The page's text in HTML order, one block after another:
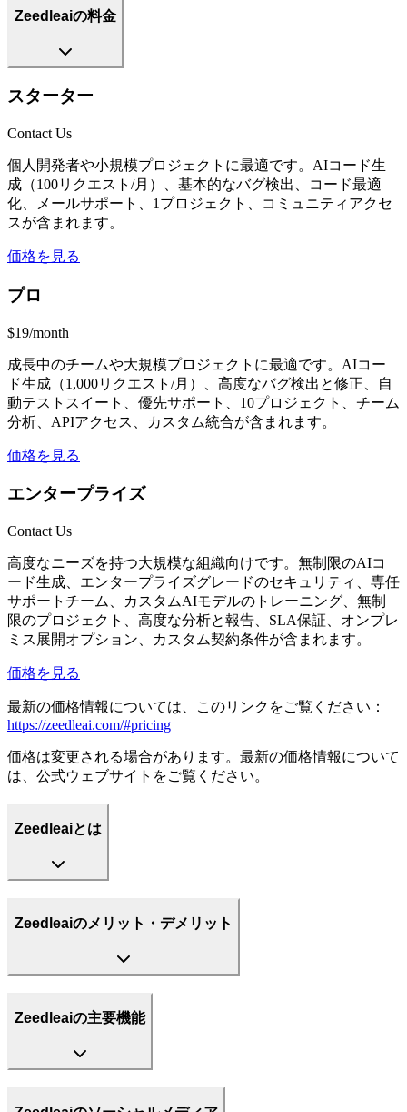
Zeedleaiの料金
スターター
Contact Us
個人開発者や小規模プロジェクトに最適です。AIコード生
成（100リクエスト/月）、基本的なバグ検出、コード最適
化、メールサポート、1プロジェクト、コミュニティアクセ
スが含まれます。
価格を見る
プロ
$19/month
成長中のチームや大規模プロジェクトに最適です。AIコー
ド生成（1,000リクエスト/月）、高度なバグ検出と修正、自
動テストスイート、優先サポート、10プロジェクト、チーム
分析、APIアクセス、カスタム統合が含まれます。
価格を見る
エンタープライズ
Contact Us
高度なニーズを持つ大規模な組織向けです。無制限のAIコ
ード生成、エンタープライズグレードのセキュリティ、専任
サポートチーム、カスタムAIモデルのトレーニング、無制
限のプロジェクト、高度な分析と報告、SLA保証、オンプレ
ミス展開オプション、カスタム契約条件が含まれます。
価格を見る
最新の価格情報については、このリンクをご覧ください：
https://zeedleai.com/#pricing
価格は変更される場合があります。最新の価格情報について
は、公式ウェブサイトをご覧ください。
Zeedleaiとは
Zeedleaiのメリット・デメリット
Zeedleaiの主要機能